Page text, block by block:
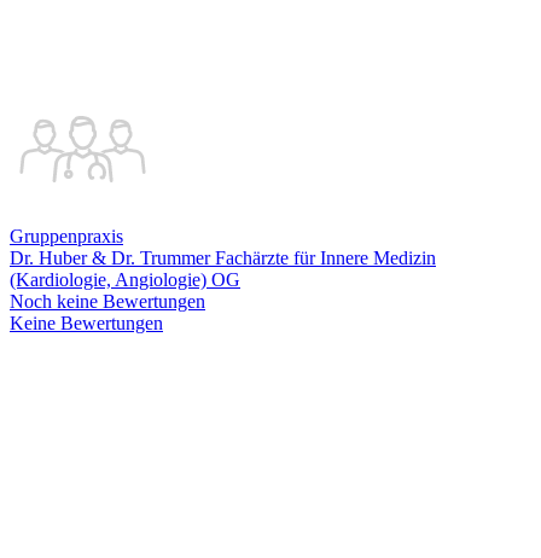
Gruppenpraxis
Dr. Huber & Dr. Trummer Fachärzte für Innere Medizin
(Kardiologie, Angiologie) OG
Noch keine Bewertungen
Keine Bewertungen